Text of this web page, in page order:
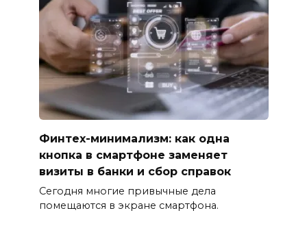
Финтех-минимализм: как одна
кнопка в смартфоне заменяет
визиты в банки и сбор справок
Сегодня многие привычные дела
помещаются в экране смартфона.